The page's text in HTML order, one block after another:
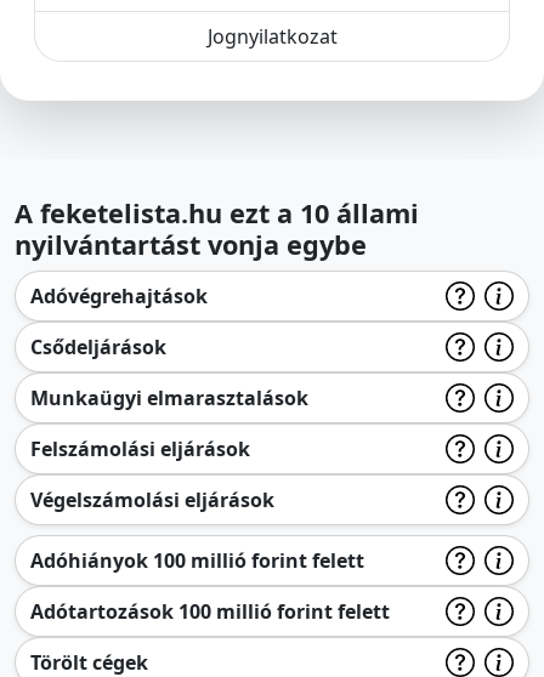
Jognyilatkozat
A feketelista.hu ezt a 10 állami
nyilvántartást vonja egybe
Adóvégrehajtások
Csődeljárások
Munkaügyi elmarasztalások
Felszámolási eljárások
Végelszámolási eljárások
Adóhiányok 100 millió forint felett
Adótartozások 100 millió forint felett
Törölt cégek